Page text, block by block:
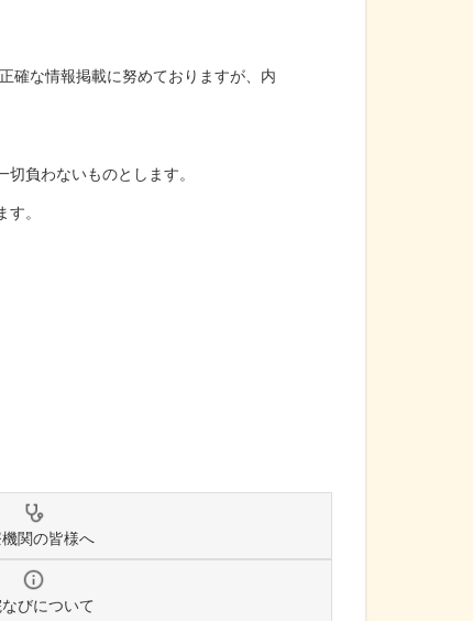
確な情報掲載に努めておりますが、内
負わないものとします。
。
機関の皆様へ
びについて